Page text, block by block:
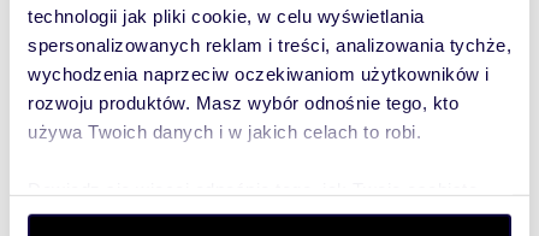
technologii jak pliki cookie, w celu wyświetlania
spersonalizowanych reklam i treści, analizowania tychże,
wychodzenia naprzeciw oczekiwaniom użytkowników i
rozwoju produktów. Masz wybór odnośnie tego, kto
używa Twoich danych i w jakich celach to robi.
dane są przetwarzane oraz ustaw własne preferencje w
dom Warszawa, Wawer, Jeziorowa,
Jeziorowa
Na sprzedaż NOWA OKAZYJNA CENA przestronny i
wygodny dom dla dużej rodziny ok 220 m2 bliźniak
na niewielkim osiedlu zamkniętym. ...